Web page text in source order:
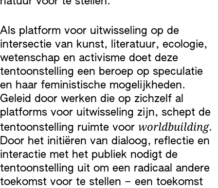
Als platform voor uitwisseling op de
intersectie van kunst, literatuur, ecologie,
wetenschap en activisme doet deze
tentoonstelling een beroep op speculatie
en haar feministische mogelijkheden.
Geleid door werken die op zichzelf al
platforms voor uitwisseling zijn, schept de
tentoonstelling ruimte voor worldbuilding.
Door het initiëren van dialoog, reflectie en
interactie met het publiek nodigt de
tentoonstelling uit om een radicaal andere
toekomst voor te stellen – een toekomst